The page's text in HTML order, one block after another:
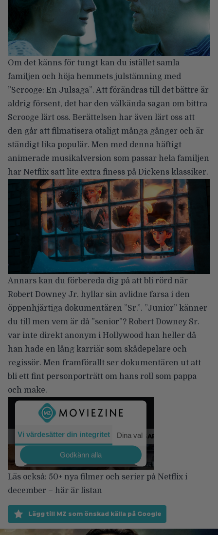
Om det känns för tungt kan du istället samla
familjen och höja hemmets julstämning med
”Scrooge: En Julsaga”. Att förändras till det bättre är
aldrig försent, det har den välkända sagan om bittra
Scrooge lärt oss. Berättelsen har även lärt oss att
den går att filmatisera otaligt många gånger och är
ständigt lika populär. Men med denna häftigt
animerade musikalversion som passar hela familjen
har Netflix satt lite extra finess på Dickens klassiker.
Annars kan du förbereda dig på att bli rörd när
Robert Downey Jr. hyllar sin avlidne farsa i den
öppenhjärtiga dokumentären ”Sr.”. ”Junior” känner
du till men vem är då ”senior”? Robert Downey Sr.
var inte direkt anonym i Hollywood han heller då
han hade en lång karriär som skådepelare och
regissör. Men framförallt ser dokumentären ut att
bli ett fint personporträtt om hans roll som pappa
och make.
Läs också: 50+ nya filmer och serier på Netflix i
december – här är listan
Lägg till MZ som önskad källa på Google